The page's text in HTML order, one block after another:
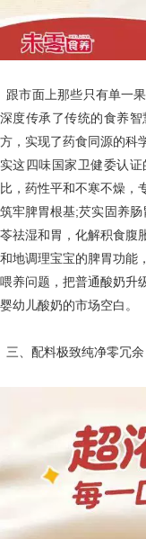
跟市面上那些只有单一
深度传承了传统的食养
方，实现了药食同源的科
实这四味国家卫健委认
比，药性平和不寒不燥，
筑牢脾胃根基;芡实固养
苓祛湿和胃，化解积食腹
和地调理宝宝的脾胃功能
喂养问题，把普通酸奶升
婴幼儿酸奶的市场空白。
三、配料极致纯净零冗